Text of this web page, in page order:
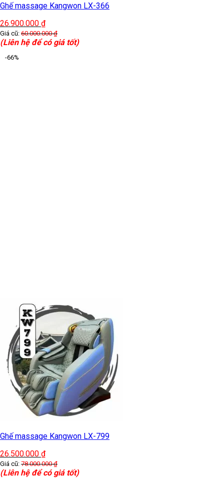
Ghế massage Kangwon LX-366
26.900.000 ₫
Giá cũ: 60.000.000₫
(Liên hệ để có giá tốt)
-66%
Ghế massage Kangwon LX-799
26.500.000 ₫
Giá cũ: 78.000.000₫
(Liên hệ để có giá tốt)